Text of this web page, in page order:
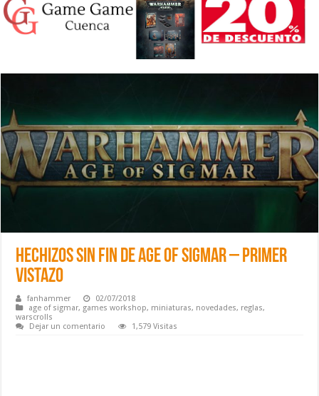
Hechizos sin Fin de Age of Sigmar – Primer
vistazo
fanhammer
02/07/2018
age of sigmar, games workshop, miniaturas, novedades, reglas,
warscrolls
Dejar un comentario
1,579 Visitas